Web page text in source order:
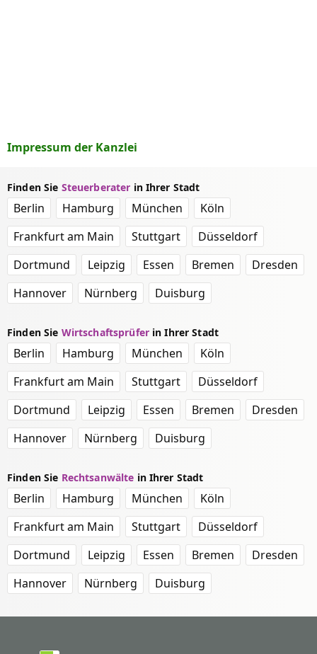
Impressum der Kanzlei
Finden Sie Steuerberater in Ihrer Stadt
Berlin Hamburg München
Köln
Frankfurt am Main
Stuttgart
Düsseldorf
Dortmund
Leipzig Essen Bremen
Dresden
Hannover
Nürnberg Duisburg
Finden Sie Wirtschaftsprüferin Ihrer Stadt
Berlin Hamburg München
Köln
Frankfurt am Main
Stuttgart
Düsseldorf
Dortmund
Leipzig Essen Bremen
Dresden
Hannover
Nürnberg Duisburg
Finden Sie Rechtsanwälte in Ihrer Stadt
Berlin Hamburg München
Köln
Frankfurt am Main
Stuttgart
Düsseldorf
Dortmund
Leipzig Essen Bremen
Dresden
Hannover
Nürnberg Duisburg